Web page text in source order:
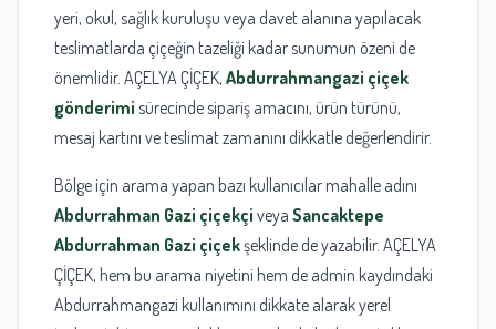
yeri, okul, sağlık kuruluşu veya davet alanına yapılacak
teslimatlarda çiçeğin tazeliği kadar sunumun özeni de
önemlidir. AÇELYA ÇİÇEK, Abdurrahmangazi çiçek
gönderimi sürecinde sipariş amacını, ürün türünü,
mesaj kartını ve teslimat zamanını dikkatle değerlendirir.
Bölge için arama yapan bazı kullanıcılar mahalle adını
Abdurrahman Gazi çiçekçi veya Sancaktepe
Abdurrahman Gazi çiçekşeklinde de yazabilir. AÇELYA
ÇİÇEK, hem bu arama niyetini hem de admin kaydındaki
Abdurrahmangazi kullanımını dikkate alarak yerel